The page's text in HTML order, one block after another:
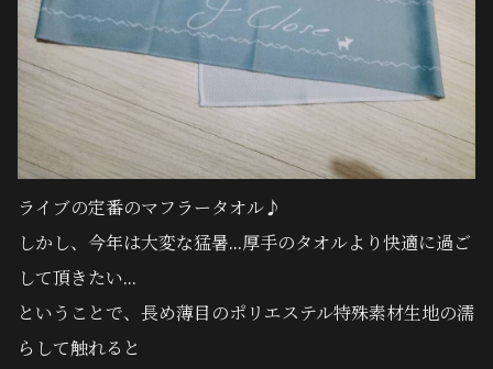
ライブの定番のマフラータオル♪
しかし、今年は大変な猛暑...厚手のタオルより快適に過ご
して頂きたい...
ということで、長め薄目のポリエステル特殊素材生地の濡
らして触れると